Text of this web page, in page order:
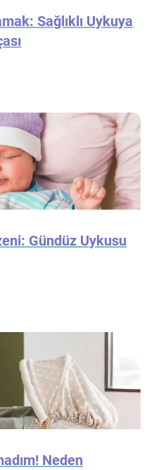
Sağlıklı Uykuya
Gündüz Uykusu
Neden